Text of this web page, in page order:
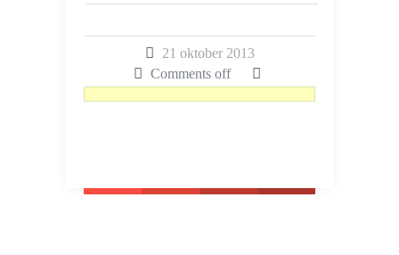
21 oktober 2013
Comments off